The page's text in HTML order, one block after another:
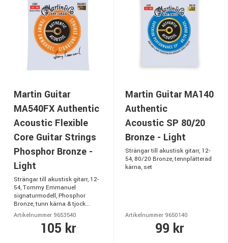
Martin Guitar
MA540FX Authentic
Acoustic Flexible
Core Guitar Strings
Phosphor Bronze -
Light
Strängar till akustisk gitarr, 12-
54, Tommy Emmanuel
signaturmodell, Phosphor
Bronze, tunn kärna & tjock...
Artikelnummer 9653540
105 kr
Martin Guitar MA140
Authentic
Acoustic SP 80/20
Bronze - Light
Strängar till akustisk gitarr, 12-
54, 80/20 Bronze, tennplätterad
kärna, set
Artikelnummer 9650140
99 kr